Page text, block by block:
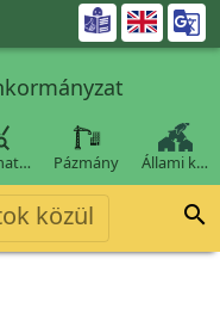

Pázmány Állami k…
közül 